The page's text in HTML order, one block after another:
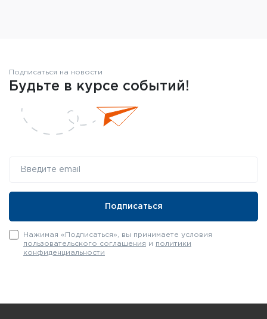
Подписаться на новости
Будьте в курсе событий!
Нажимая «Подписаться», вы принимаете условия
пользовательского соглашения и политики
конфиденциальности